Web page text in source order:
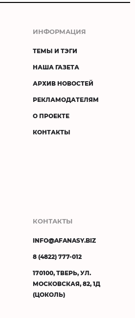
ИНФОРМАЦИЯ
ТЕМЫ И ТЭГИ
НАША ГАЗЕТА
АРХИВ НОВОСТЕЙ
РЕКЛАМОДАТЕЛЯМ
О ПРОЕКТЕ
КОНТАКТЫ
КОНТАКТЫ
INFO@AFANASY.BIZ
8 (4822) 777-012
170100, ТВЕРЬ, УЛ.
МОСКОВСКАЯ, 82, 1Д
(ЦОКОЛЬ)